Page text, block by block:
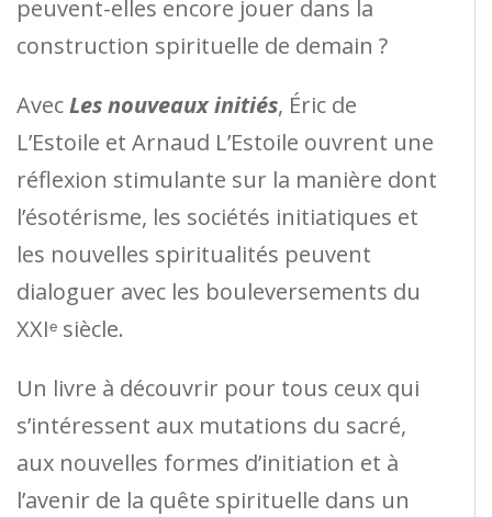
peuvent-elles encore jouer dans la
construction spirituelle de demain ?
AvecLes nouveaux initiés, Éric de
L’Estoile et Arnaud L’Estoile ouvrent une
réflexion stimulante sur la manière dont
l’ésotérisme, les sociétés initiatiques et
les nouvelles spiritualités peuvent
dialoguer avec les bouleversements du
XXIᵉ siècle.
Un livre à découvrir pour tous ceux qui
s’intéressent aux mutations du sacré,
aux nouvelles formes d’initiation et à
l’avenir de la quête spirituelle dans un